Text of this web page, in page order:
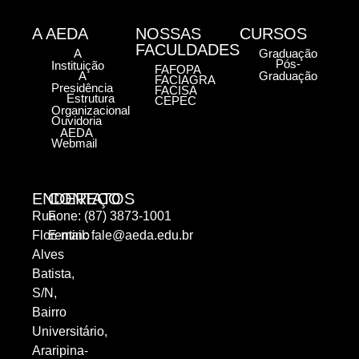
ENDEREÇO
Rua
Florentino
Alves
Batista,
S/N,
Bairro
Universitário,
Araripina-
CONTATOS
Fone: (87) 3873-1001
E-mail:fale@aeda.edu.br
A AEDA
A
Instituição
A
Presidência
Estrutura
Organizacional
Ouvidoria
AEDA
Webmail
NOSSAS
FACULDADES
FAFOPA
FACIAGRA
FACISA
CEPEC
CURSOS
Graduação
Pós-
Graduação